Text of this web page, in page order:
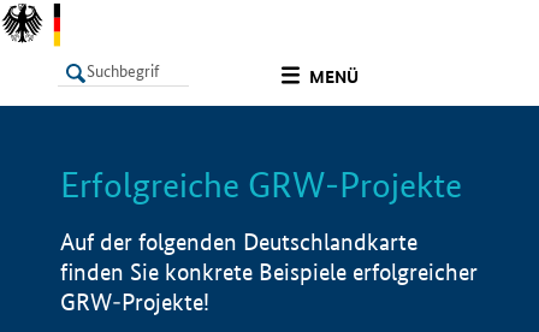
MENÜ
LISTE Info
Erfolgreiche GRW-Projekte
Auf der folgenden Deutschlandkarte
finden Sie konkrete Beispiele erfolgreicher
GRW-Projekte!